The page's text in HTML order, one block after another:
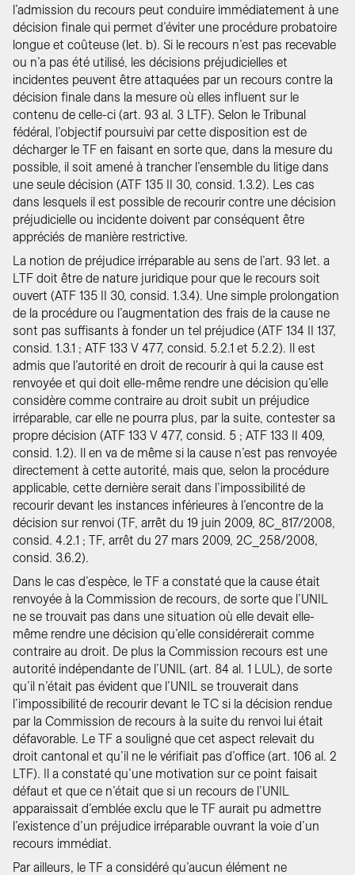
l’admission du recours peut conduire immédiatement à une
décision finale qui permet d’éviter une procédure probatoire
longue et coûteuse (let. b). Si le recours n’est pas recevable
ou n’a pas été utilisé, les décisions préjudicielles et
incidentes peuvent être attaquées par un recours contre la
décision finale dans la mesure où elles influent sur le
contenu de celle-ci (art. 93 al. 3 LTF). Selon le Tribunal
fédéral, l’objectif poursuivi par cette disposition est de
décharger le TF en faisant en sorte que, dans la mesure du
possible, il soit amené à trancher l’ensemble du litige dans
une seule décision (ATF 135 II 30, consid. 1.3.2). Les cas
dans lesquels il est possible de recourir contre une décision
préjudicielle ou incidente doivent par conséquent être
appréciés de manière restrictive.
La notion de préjudice irréparable au sens de l’art. 93 let. a
LTF doit être de nature juridique pour que le recours soit
ouvert (ATF 135 II 30, consid. 1.3.4). Une simple prolongation
de la procédure ou l’augmentation des frais de la cause ne
sont pas suffisants à fonder un tel préjudice (ATF 134 II 137,
consid. 1.3.1 ; ATF 133 V 477, consid. 5.2.1 et 5.2.2). Il est
admis que l’autorité en droit de recourir à qui la cause est
renvoyée et qui doit elle-même rendre une décision qu’elle
considère comme contraire au droit subit un préjudice
irréparable, car elle ne pourra plus, par la suite, contester sa
propre décision (ATF 133 V 477, consid. 5 ; ATF 133 II 409,
consid. 1.2). Il en va de même si la cause n’est pas renvoyée
directement à cette autorité, mais que, selon la procédure
applicable, cette dernière serait dans l’impossibilité de
recourir devant les instances inférieures à l’encontre de la
décision sur renvoi (TF, arrêt du 19 juin 2009, 8C_817/2008,
consid. 4.2.1 ; TF, arrêt du 27 mars 2009, 2C_258/2008,
consid. 3.6.2).
Dans le cas d’espèce, le TF a constaté que la cause était
renvoyée à la Commission de recours, de sorte que l’UNIL
ne se trouvait pas dans une situation où elle devait elle-
même rendre une décision qu’elle considérerait comme
contraire au droit. De plus la Commission recours est une
autorité indépendante de l’UNIL (art. 84 al. 1 LUL), de sorte
qu’il n’était pas évident que l’UNIL se trouverait dans
l’impossibilité de recourir devant le TC si la décision rendue
par la Commission de recours à la suite du renvoi lui était
défavorable. Le TF a souligné que cet aspect relevait du
droit cantonal et qu’il ne le vérifiait pas d’office (art. 106 al. 2
LTF). Il a constaté qu’une motivation sur ce point faisait
défaut et que ce n’était que si un recours de l’UNIL
apparaissait d’emblée exclu que le TF aurait pu admettre
l’existence d’un préjudice irréparable ouvrant la voie d’un
recours immédiat.
Par ailleurs, le TF a considéré qu’aucun élément ne